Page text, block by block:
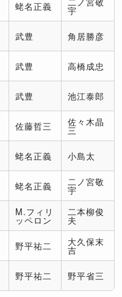
蛯名正義
宇
武豊 角居勝彦
武豊 高橋成忠
武豊 池江泰郎
佐藤哲三 佐々木晶
三
蛯名正義 小島太
蛯名正義 二ノ宮敬
宇
M.フィリ
ッペロン
二本柳俊
夫
野平祐二 大久保末
吉
野平祐二 野平省三